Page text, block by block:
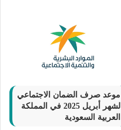
موعد صرف الضمان الاجتماعي
لشهر أبريل 2025 في المملكة
العربية السعودية